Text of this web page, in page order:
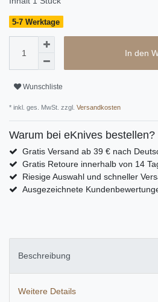
5-7 Werktage
In den
Wunschliste
* inkl. ges. MwSt. zzgl. Versandkosten
Warum bei eKnives bestellen?
Gratis Versand ab 39 € nach
Gratis Retoure innerhalb von 14
Riesige Auswahl und schneller
Ausgezeichnete
Beschreibung
Weitere Details